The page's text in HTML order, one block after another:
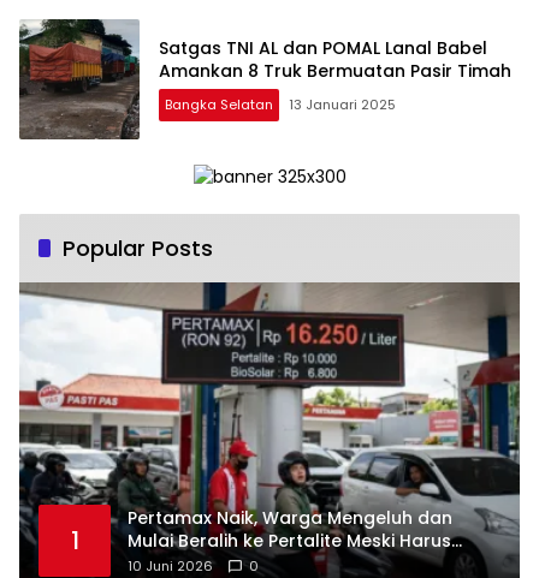
Satgas TNI AL dan POMAL Lanal Babel
Amankan 8 Truk Bermuatan Pasir Timah
Bangka Selatan 13 Januari 2025
Popular Posts
1
‎Pertamax Naik, Warga Mengeluh dan
Mulai Beralih ke Pertalite Meski Harus
10 Juni 2026 0